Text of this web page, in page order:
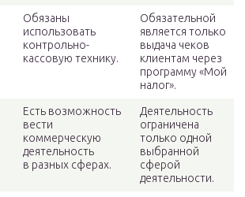
Обязаны
использовать
контрольно-
кассовую технику.
Обязательной
является только
выдача чеков
клиентам через
программу «Мой
налог».
Есть возможность
вести
коммерческую
деятельность
в разных сферах.
Деятельность
ограничена
только одной
выбранной
сферой
деятельности.